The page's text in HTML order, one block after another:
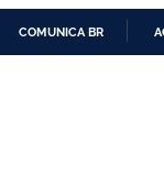
COMUNICA BR